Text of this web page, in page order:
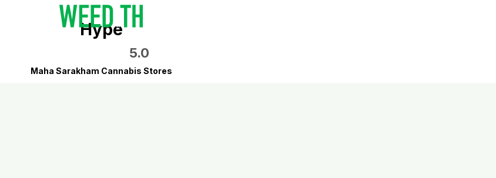
Hype
5.0
Maha Sarakham Cannabis Stores